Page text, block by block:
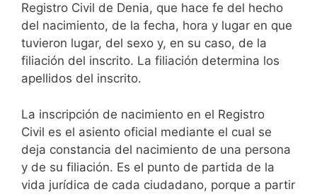
Registro Civil de Denia, que hace fe del hecho
del nacimiento, de la fecha, hora y lugar en que
tuvieron lugar, del sexo y, en su caso, de la
filiación del inscrito. La filiación determina los
apellidos del inscrito.
La inscripción de nacimiento en el Registro
Civil es el asiento oficial mediante el cual se
deja constancia del nacimiento de una persona
y de su filiación. Es el punto de partida de la
vida jurídica de cada ciudadano, porque a partir